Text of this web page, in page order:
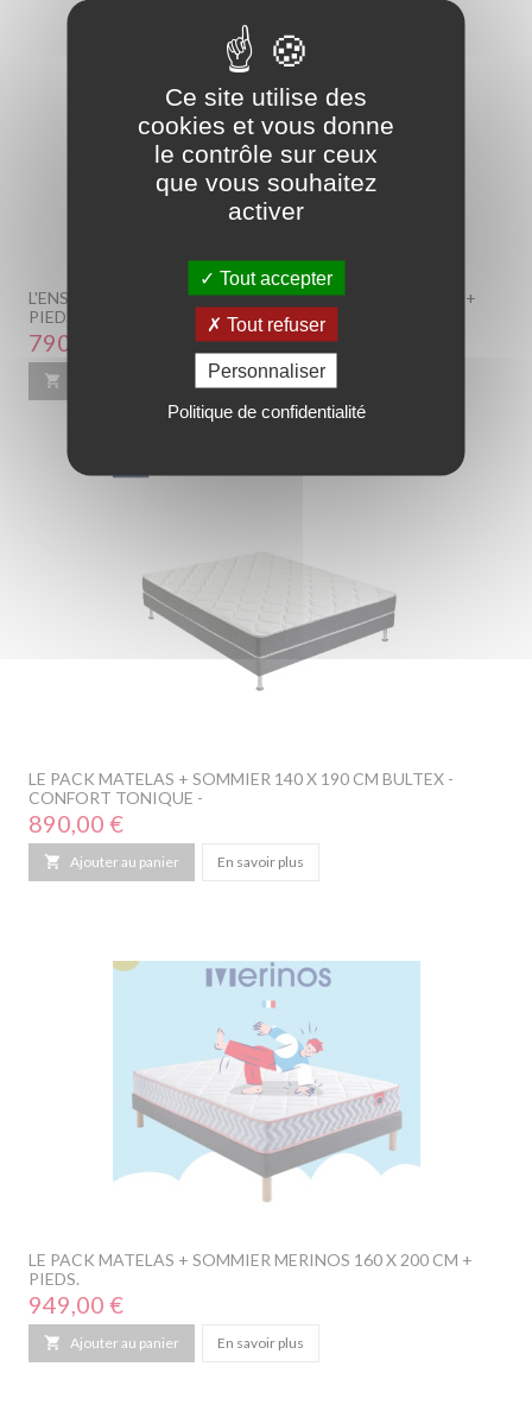
L'ENSEMBLE EPEDA 140 X 190 CM MATELAS + SOMMIER +
PIEDS CONFORT FERME.
Prix
790,00 €
 En savoir plus
LE PACK MATELAS + SOMMIER 140 X 190 CM BULTEX -
CONFORT TONIQUE -
Prix
890,00 €
 Ajouter au panier En savoir plus
LE PACK MATELAS + SOMMIER MERINOS 160 X 200 CM +
PIEDS.
Prix
949,00 €
 Ajouter au panier En savoir plus
Ce site utilise des
cookies et vous donne
le contrôle sur ceux
que vous souhaitez
activer
Tout accepter
Tout refuser
Personnaliser
Politique de confidentialité